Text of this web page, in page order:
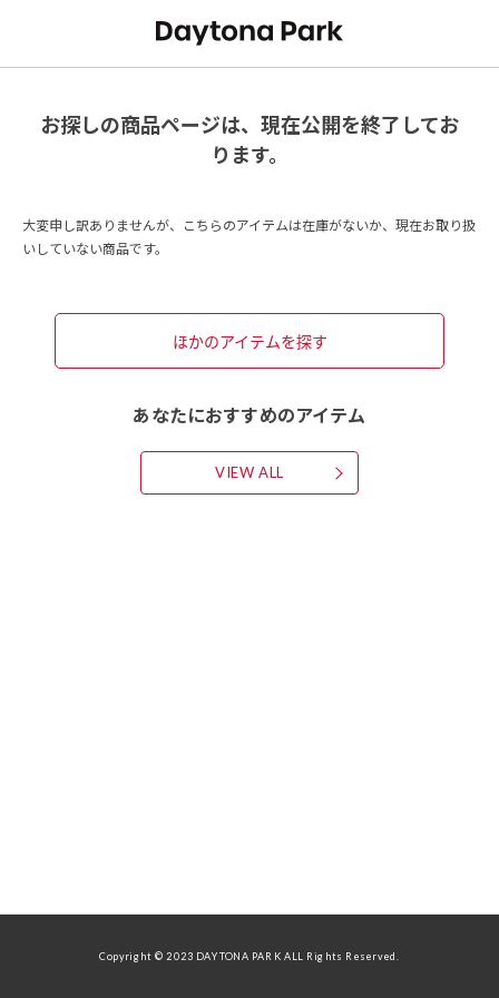
お探しの商品ページは、現在公開を終了してお
ります。
大変申し訳ありませんが、こちらのアイテムは在庫がないか、現在お取り扱
いしていない商品です。
ほかのアイテムを探す
あなたにおすすめのアイテム
VIEW ALL
Copyright © 2023 DAYTONA PARK ALL Rights Reserved.